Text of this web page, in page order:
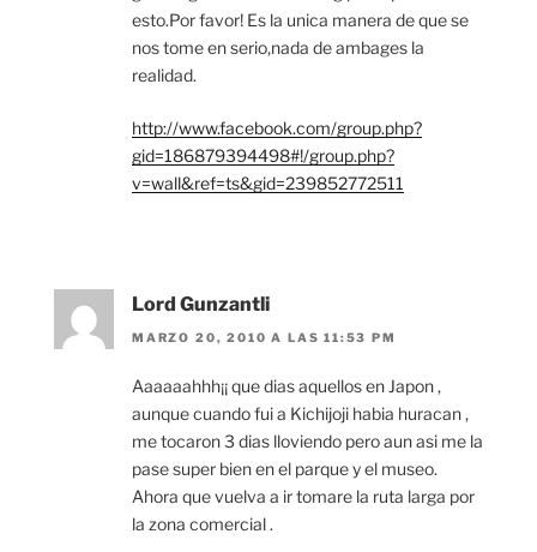
esto.Por favor! Es la unica manera de que se
nos tome en serio,nada de ambages la
realidad.
http://www.facebook.com/group.php?
gid=186879394498#!/group.php?
v=wall&ref=ts&gid=239852772511
Lord Gunzantli
MARZO 20, 2010 A LAS 11:53 PM
Aaaaaahhh¡¡ que dias aquellos en Japon ,
aunque cuando fui a Kichijoji habia huracan ,
me tocaron 3 dias lloviendo pero aun asi me la
pase super bien en el parque y el museo.
Ahora que vuelva a ir tomare la ruta larga por
la zona comercial .